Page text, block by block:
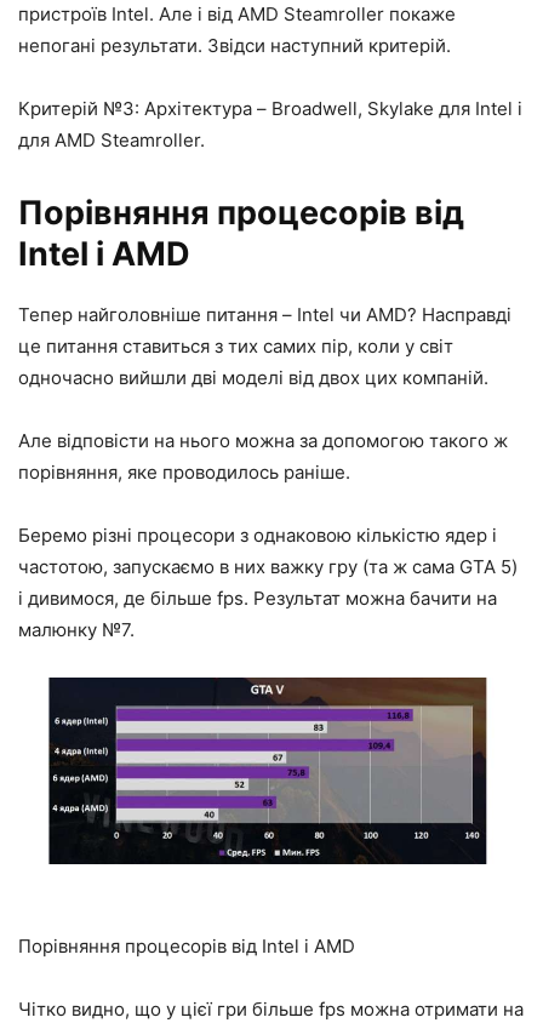
пристроїв Intel. Але і від AMD Steamroller покаже
непогані результати. Звідси наступний критерій.
Критерій №3: Архітектура – Broadwell, Skylake для Intel і
для AMD Steamroller.
Порівняння процесорів від
Intel і AMD
Тепер найголовніше питання – Intel чи AMD? Насправді
це питання ставиться з тих самих пір, коли у світ
одночасно вийшли дві моделі від двох цих компаній.
Але відповісти на нього можна за допомогою такого ж
порівняння, яке проводилось раніше.
Беремо різні процесори з однаковою кількістю ядер і
частотою, запускаємо в них важку гру (та ж сама GTA 5)
і дивимося, де більше fps. Результат можна бачити на
малюнку №7.
Порівняння процесорів від Intel і AMD
Чітко видно, що у цієї гри більше fps можна отримати на